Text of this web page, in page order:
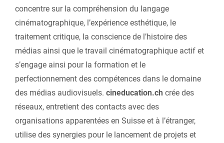
concentre sur la compréhension du langage
cinématographique, l’expérience esthétique, le
traitement critique, la conscience de l’histoire des
médias ainsi que le travail cinématographique actif et
s’engage ainsi pour la formation et le
perfectionnement des compétences dans le domaine
des médias audiovisuels. cineducation.ch crée des
réseaux, entretient des contacts avec des
organisations apparentées en Suisse et à l’étranger,
utilise des synergies pour le lancement de projets et